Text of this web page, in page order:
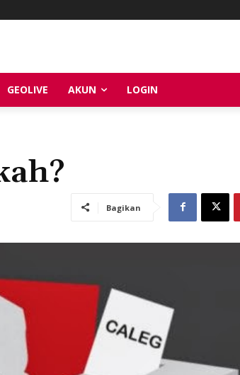
GEOLIVE AKUN LOGIN
Bagikan